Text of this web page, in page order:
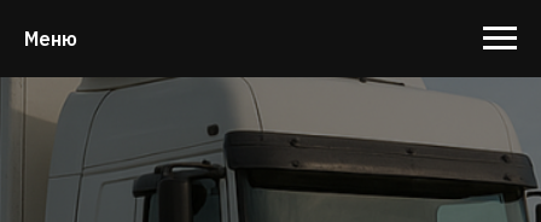
Меню